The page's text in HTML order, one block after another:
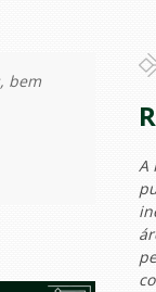
bem
A